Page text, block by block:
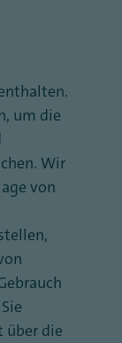
um die
Wir
von
über die